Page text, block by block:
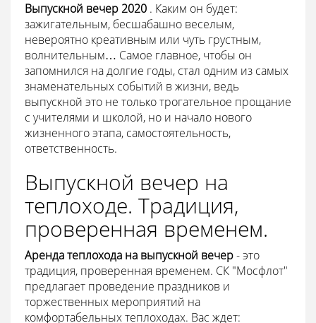
Выпускной вечер 2020 . Каким он будет:
зажигательным, бесшабашно веселым,
невероятно креативным или чуть грустным,
волнительным… Самое главное, чтобы он
запомнился на долгие годы, стал одним из самых
знаменательных событий в жизни, ведь
выпускной это не только трогательное прощание
с учителями и школой, но и начало нового
жизненного этапа, самостоятельность,
ответственность.
Выпускной вечер на
теплоходе. Традиция,
проверенная временем.
Аренда теплохода на выпускной вечер- это
традиция, проверенная временем. СК "Мосфлот"
предлагает проведение праздников и
торжественных мероприятий на
комфортабельных теплоходах. Вас ждет: